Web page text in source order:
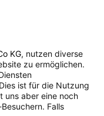
KG, nutzen diverse
zu ermöglichen.
ist für die Nutzung
uns aber eine noch
Falls